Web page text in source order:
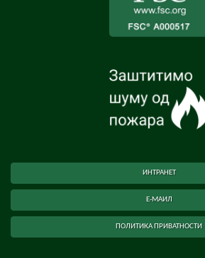
ИНТРАНЕТ
Е-МАИЛ
ПОЛИТИКА ПРИВАТНОСТИ